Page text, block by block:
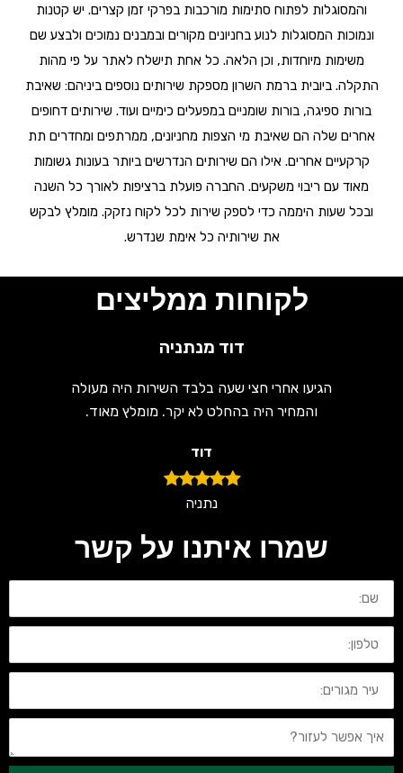
והמסוגלות לפתוח סתימות מורכבות בפרקי זמן קצרים. יש קטנות
ונמוכות המסוגלות לנוע בחניונים מקורים ובמבנים נמוכים ולבצע שם
משימות מיוחדות, וכן הלאה. כל אחת תישלח לאתר על פי מהות
התקלה. ביובית ברמת השרון מספקת שירותים נוספים ביניהם: שאיבת
בורות ספיגה, בורות שומניים במפעלים כימיים ועוד. שירותים דחופים
אחרים שלה הם שאיבת מי הצפות מחניונים, ממרתפים ומחדרים תת
קרקעיים אחרים. אילו הם שירותים הנדרשים ביותר בעונות גשומות
מאוד עם ריבוי משקעים. החברה פועלת ברציפות לאורך כל השנה
ובכל שעות היממה כדי לספק שירות לכל לקוח נזקק. מומלץ לבקש
את שירותיה כל אימת שנדרש.
לקוחות ממליצים
דוד מנתניה
הגיעו אחרי חצי שעה בלבד השירות היה מעולה
והמחיר היה בהחלט לא יקר. מומלץ מאוד.
דוד
נתניה
שמרו איתנו על קשר
שם:
טלפון:
עיר
מגורים:
איך
אפשר